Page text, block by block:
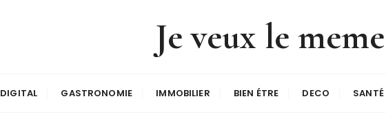
Je veux le meme
DIGITAL GASTRONOMIE IMMOBILIER BIEN ÉTRE DECO SANTÉ